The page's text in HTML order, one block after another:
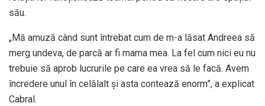
său.
„Mă amuză când sunt întrebat cum de m-a lăsat Andreea să
merg undeva, de parcă ar fi mama mea. La fel cum nici eu nu
trebuie să aprob lucrurile pe care ea vrea să le facă. Avem
încredere unul în celălalt și asta contează enorm”, a explicat
Cabral.